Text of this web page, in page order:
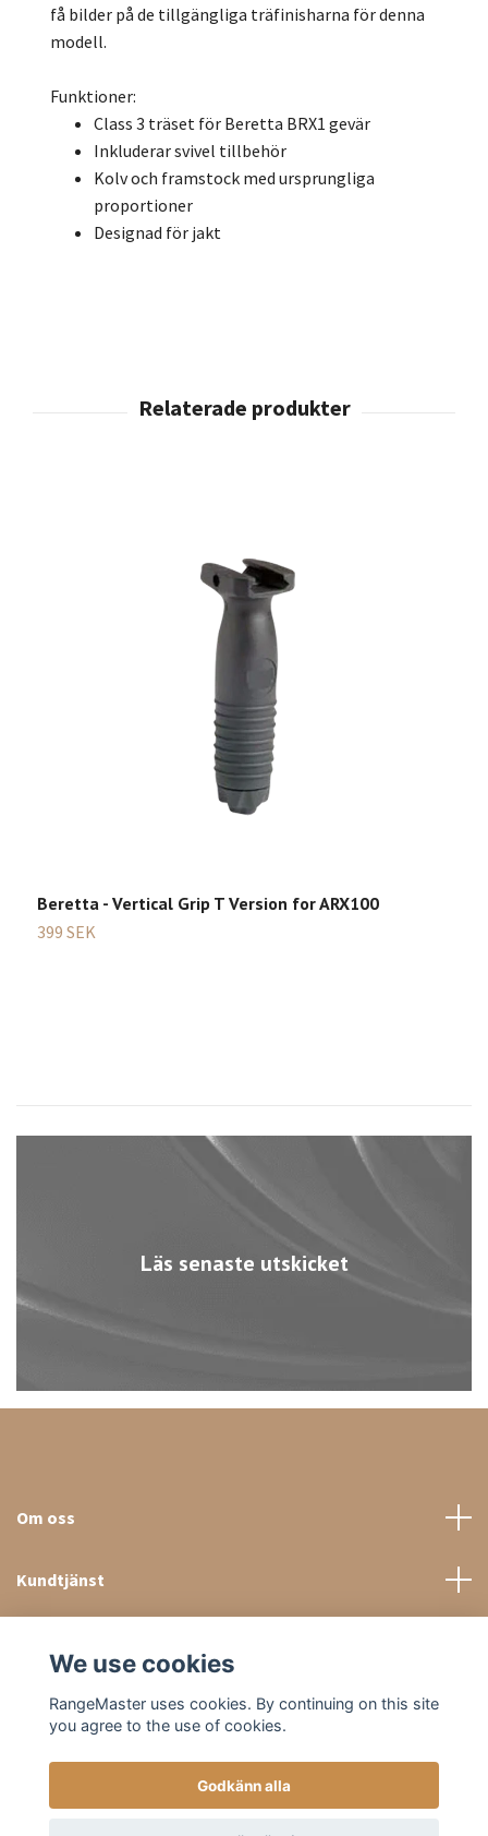
Läs senaste utskicket
få bilder på de tillgängliga träfinisharna för denna
modell.
Funktioner:
Class 3 träset för Beretta BRX1 gevär
Inkluderar svivel tillbehör
Kolv och framstock med ursprungliga
proportioner
Designad för jakt
Beretta - Vertical Grip T Version for ARX100
399 SEK
Om oss
Kundtjänst
We use cookies
RangeMaster uses cookies. By continuing on this site
you agree to the use of cookies.
Godkänn alla